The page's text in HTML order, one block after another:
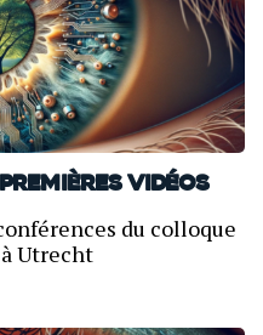
vidéos
du colloque
Utrecht